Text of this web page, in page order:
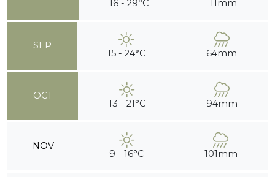
16 - 29°C 11mm
SEP
15 - 24°C 64mm
OCT
13 - 21°C 94mm
NOV
9 - 16°C 101mm